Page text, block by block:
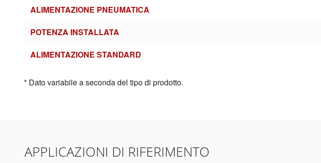
ALIMENTAZIONE PNEUMATICA
POTENZA INSTALLATA
ALIMENTAZIONE STANDARD
* Dato variabile a seconda del tipo di prodotto.
APPLICAZIONI DI RIFERIMENTO